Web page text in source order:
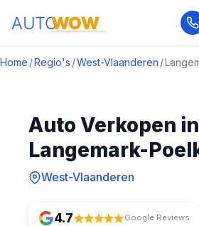
Home /Regio's /West-Vlaanderen /
Auto Verkopen in
Langemark-
West-Vlaanderen
4.7 Google Reviews